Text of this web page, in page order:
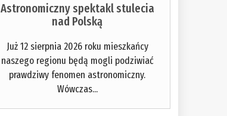
Astronomiczny spektakl stulecia
nad Polską
Już 12 sierpnia 2026 roku mieszkańcy
naszego regionu będą mogli podziwiać
prawdziwy fenomen astronomiczny.
Wówczas...